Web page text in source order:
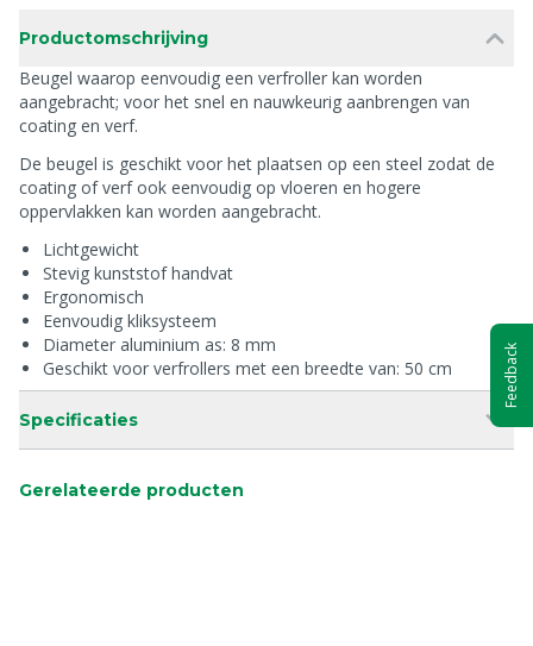
Productomschrijving
Beugel waarop eenvoudig een verfroller kan worden
aangebracht; voor het snel en nauwkeurig aanbrengen van
coating en verf.
De beugel is geschikt voor het plaatsen op een steel zodat de
coating of verf ook eenvoudig op vloeren en hogere
oppervlakken kan worden aangebracht.
Lichtgewicht
Stevig kunststof handvat
Ergonomisch
Eenvoudig kliksysteem
Diameter aluminium as: 8 mm
Geschikt voor verfrollers met een breedte van: 50 cm
Specificaties
Gerelateerde producten
Feedback